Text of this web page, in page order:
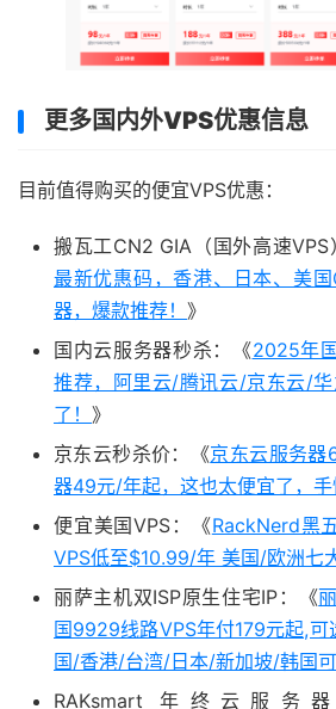
更多国内外VPS优惠信息
目前值得购买的便宜VPS优惠：
搬瓦工CN2 GIA（国外高速VPS
最新优惠码，香港、日本、美
器，爆款推荐！ 》
国内云服务器秒杀：《2025年
推荐，阿里云/腾讯云/京东云/
了！ 》
京东云秒杀价：《京东云服务器
器49元/年起，这也太便宜了，手
便宜美国VPS：《RackNerd黑
VPS低至$10.99/年 美国/欧洲七
丽萨主机双ISP原生住宅IP：《
国9929线路VPS年付179元起,可
国/香港/台湾/日本/新加坡/韩国
RAKsmart 年终云服务